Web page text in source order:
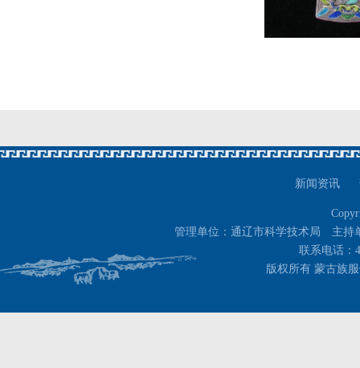
新闻资讯
管理单位：通辽市科学技术局 主持
联系电话：
版权所有 蒙古族